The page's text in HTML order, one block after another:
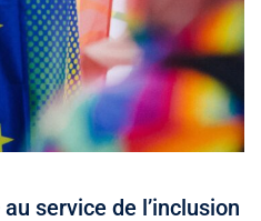
service de l’inclusion